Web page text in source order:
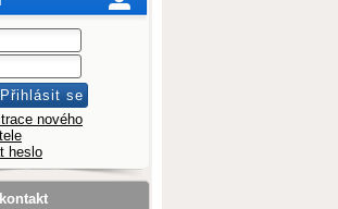
nového
heslo